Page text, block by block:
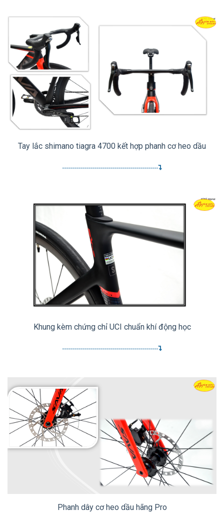
Tay lắc shimano tiagra 4700 kết hợp phanh cơ heo dầu
------------------------------------------------
Khung kèm chứng chỉ UCI chuẩn khí động học
------------------------------------------------
Phanh dây cơ heo dầu hãng Pro